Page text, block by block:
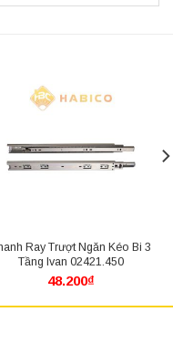
Ray Trượt Ngăn Kéo Bi 3
Tầng Ivan 02421.450
48.200₫